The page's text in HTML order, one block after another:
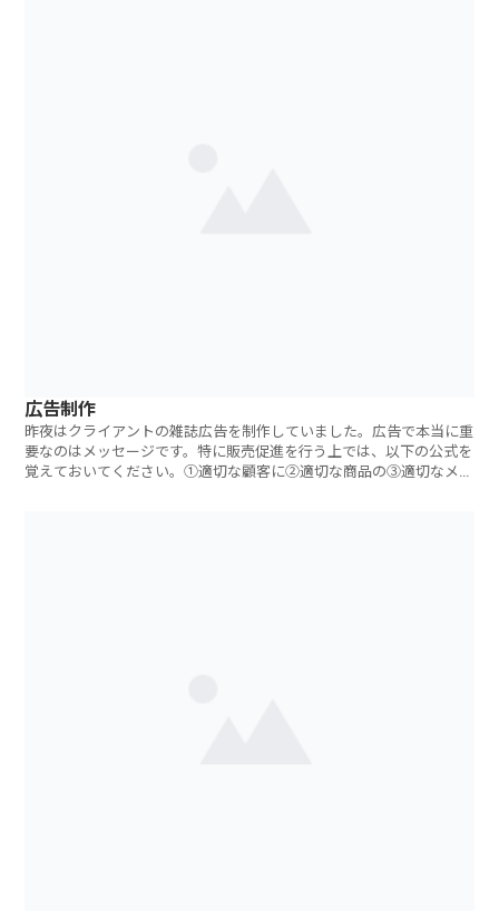
広告制作
昨夜はクライアントの雑誌広告を制作していました。広告で本当に重
要なのはメッセージです。特に販売促進を行う上では、以下の公式を
覚えておいてください。①適切な顧客に②適切な商品の③適切なメッ